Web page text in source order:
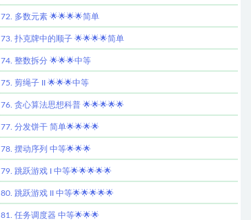
72. 多数元素 🌟🌟🌟🌟简单
73. 扑克牌中的顺子 🌟🌟🌟🌟简单
74. 整数拆分 🌟🌟🌟中等
75. 剪绳子 II 🌟🌟🌟中等
76. 贪心算法思想科普 🌟🌟🌟🌟🌟
77. 分发饼干 简单🌟🌟🌟🌟
78. 摆动序列 中等🌟🌟🌟
79. 跳跃游戏 I 中等🌟🌟🌟🌟🌟
80. 跳跃游戏 II 中等🌟🌟🌟🌟🌟
81. 任务调度器 中等🌟🌟🌟